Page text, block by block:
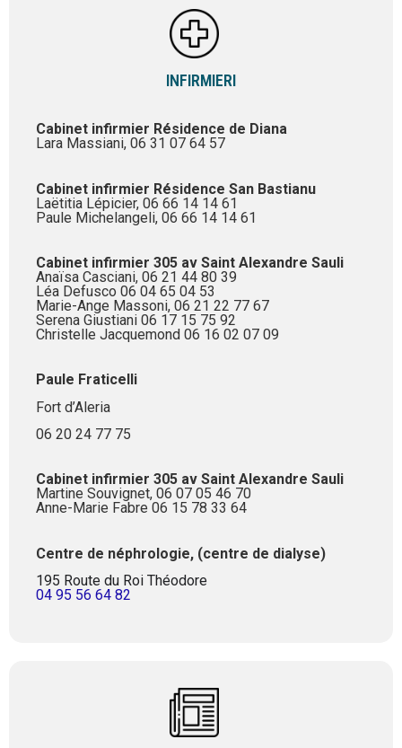
INFIRMIERI
Cabinet infirmier Résidence de Diana
Lara Massiani, 06 31 07 64 57
Cabinet infirmier Résidence San Bastianu
Laëtitia Lépicier, 06 66 14 14 61
Paule Michelangeli, 06 66 14 14 61
Cabinet infirmier 305 av Saint Alexandre Sauli
Anaïsa Casciani, 06 21 44 80 39
Léa Defusco 06 04 65 04 53
Marie-Ange Massoni, 06 21 22 77 67
Serena Giustiani 06 17 15 75 92
Christelle Jacquemond 06 16 02 07 09
Paule Fraticelli
Fort d’Aleria
06 20 24 77 75
Cabinet infirmier 305 av Saint Alexandre Sauli
Martine Souvignet, 06 07 05 46 70
Anne-Marie Fabre 06 15 78 33 64
Centre de néphrologie, (centre de dialyse)
195 Route du Roi Théodore
04 95 56 64 82